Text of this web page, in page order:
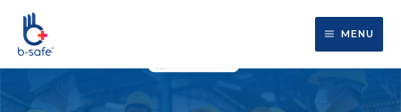
Lewati
konten
MENU